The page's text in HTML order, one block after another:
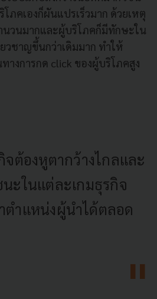
ภคเองก็ผันแปรเร็วมาก ด้วยเหตุ
นวนมากและผู้บริโภคก็มีทักษะใน
วชาญขึ้นกว่าเดิมมาก ทำให้
างการกด click ของผู้บริโภคสูง
จต้องหูตากว้างไกลและ
ะในแต่ละเกมธุรกิจ
ตำแหน่งผู้นำได้ตลอด